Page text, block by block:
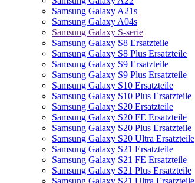
Samsung Galaxy A21s
Samsung Galaxy A04s
Samsung Galaxy S-serie
Samsung Galaxy S8 Ersatzteile
Samsung Galaxy S8 Plus Ersatzteile
Samsung Galaxy S9 Ersatzteile
Samsung Galaxy S9 Plus Ersatzteile
Samsung Galaxy S10 Ersatzteile
Samsung Galaxy S10 Plus Ersatzteile
Samsung Galaxy S20 Ersatzteile
Samsung Galaxy S20 FE Ersatzteile
Samsung Galaxy S20 Plus Ersatzteile
Samsung Galaxy S20 Ultra Ersatzteile
Samsung Galaxy S21 Ersatzteile
Samsung Galaxy S21 FE Ersatzteile
Samsung Galaxy S21 Plus Ersatzteile
Samsung Galaxy S21 Ultra Ersatzteile